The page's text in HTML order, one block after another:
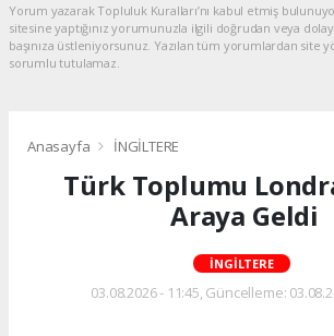
Yorum yazarak Topluluk Kuralları’nı kabul etmiş
sitesine yaptığınız yorumunuzla ilgili doğrudan veya
başınıza üstleniyorsunuz. Yazılan tüm yorumlardan site
sorumlu tutulamaz.
Anasayfa İNGİLTERE
Türk Toplumu
Araya Geldi
İNGİLTERE
03.08.2026 - 11:45, Güncelleme: